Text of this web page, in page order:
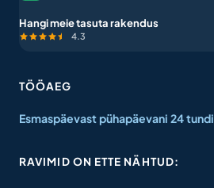
Hangi meie tasuta rakendus
4.3
TÖÖAEG
Esmaspäevast pühapäevani 24 tundi
RAVIMID ON ETTE NÄHTUD: